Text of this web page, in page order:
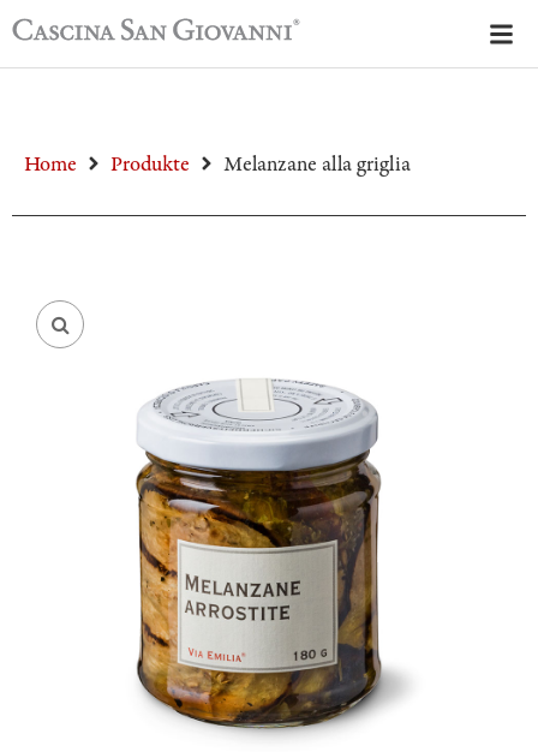
Home Produkte Melanzane alla griglia